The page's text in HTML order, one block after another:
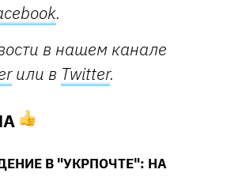
.
в нашем канале
или в Twitter.
В "УКРПОЧТЕ": НА